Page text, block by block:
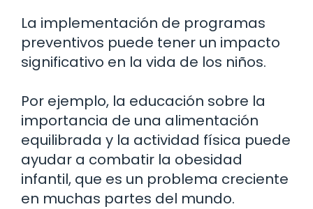
La implementación de programas
preventivos puede tener un impacto
significativo en la vida de los niños.
Por ejemplo, la educación sobre la
importancia de una alimentación
equilibrada y la actividad física puede
ayudar a combatir la obesidad
infantil, que es un problema creciente
en muchas partes del mundo.